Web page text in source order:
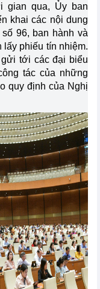
gian qua, Ủy ban
khai các nội dung
96, ban hành và
phiếu tín nhiệm.
tới các đại biểu
tác của những
quy định của Nghị